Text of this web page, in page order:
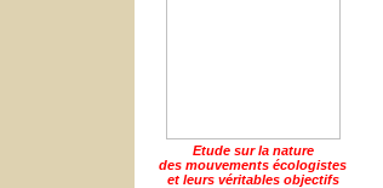
Etude sur la nature
des mouvements écologistes
et leurs véritables objectifs